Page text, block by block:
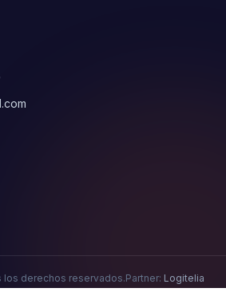
derechos reservados.Partner: Logitelia